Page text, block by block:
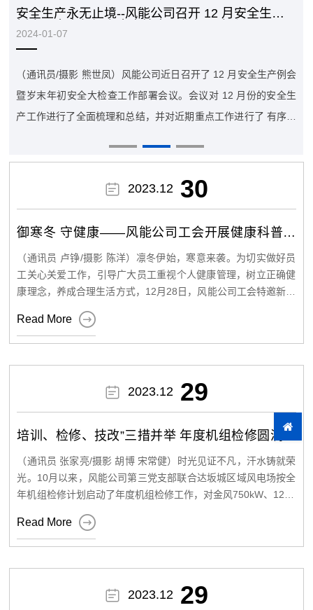
安全生产永无止境--风能公司召开 12 月安全生产
2024-01-07
（通讯员/摄影 熊世凤）风能公司近日召开了 12 月安全生产例会
暨岁末年初安全大检查工作部署会议。会议对 12 月份的安全生
产工作进行了全面梳理和总结，并对近期重点工作进行了 有序部
知。为进一步强化安全意识，会议组织观看了警示教育片《致命
的“三违”》，以生动的案例警醒全体员工时刻保持警惕，严格遵
全体员工应严格遵守安全生产法及安全生产标准化要求，确保各
项工作符合安全生产要求。储能电站转为商业运营后，各场站需
现并消除隐患， 确保设备稳定运行。同时，各场站还应关注节日
期间生产物资及备品备件的筹备工作，尤其是质保期内机组备件
储备情况。会议对车辆安全、食堂管理、网络安全及宿舍装修等
相关事项进行了详细安排，要求加强冬季行车安全教育培训，规
范车辆管理，重视日常检查，确保车辆行驶安全。 过去一年，风
能公司深入推动安全生产工作，全面贯彻落实各项安全生产政策
电场升级改造项目，加大了对施工现场的安全监管力度，督促相
关方切实履行安全责任，实现了施工全过程的安全可控。通过全
体员工的共同努力，全年安全生产实现了“零事故、零伤亡”的目
标，充分彰显了全体员工肩负使命、勇于担当、无私奉献的精神
标，以更加严谨、务实的态度，全面提升安全生产管理水平，为
 30
2023.12
御寒冬 守健康——风能公司工会开展健康科普讲
座
（通讯员 卢铮/摄影 陈洋）凛冬伊始，寒意来袭。为切实做好员
工关心关爱工作，引导广大员工重视个人健康管理，树立正确健
康理念，养成合理生活方式，12月28日，风能公司工会特邀新疆
康”健康科普讲座。讲座采取现场+线上直播形式。 图 讲座现场
讲座现场，杨娜医师结合自己多年临床经验，详细讲解了冬季易
药膳理疗、穴位按摩等方面阐述了冬季养生注意事项。随后杨娜
了员工健康管理意识，提升了员工职业幸福感、安全感，赢得了
员工的广泛认可和好评。大家纷纷表示，今后一定要养成良好的
工作、生活习惯，以更加健康的体魄、饱满的精神状态投入各项
工作中去。
Read More 
 29
2023.12
培训、检修、技改”三措并举 年度机组检修圆满结
束
（通讯员 张家亮/摄影 胡博 宋常健）时光见证不凡，汗水铸就荣
光。10月以来，风能公司第三党支部联合达坂城区域风电场按全
年机组检修计划启动了年度机组检修工作，对金风750kW、1200
保障机组进入冬季安全稳定运行的重要举措之一，检修工作全部
由风电场运维人员自主完成，由于机组数量多、工期紧、天气恶
作思路，号召由检修班组“党员先锋队”先行一步、先动起来，带
Read More 
 29
2023.12